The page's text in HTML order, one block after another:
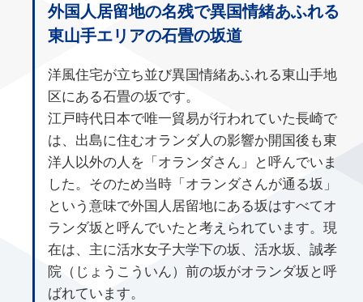
外国人居留地の名残で異国情緒あふれる
東山手エリアの石畳の坂道
洋風住宅が立ち並び異国情緒あふれる東山手地
区にある石畳の坂です。
江戸時代日本で唯一貿易が行われていた長崎で
は、出島に住むオランダ人の影響か開国後も東
洋人以外の人を「オランダさん」と呼んでいま
した。そのため当時「オランダさんが通る坂」
という意味で外国人居留地にある坂はすべてオ
ランダ坂と呼んでいたと考えられています。現
在は、主に活水女子大学下の坂、活水坂、誠孝
院（じょうこういん）前の坂がオランダ坂と呼
ばれています。